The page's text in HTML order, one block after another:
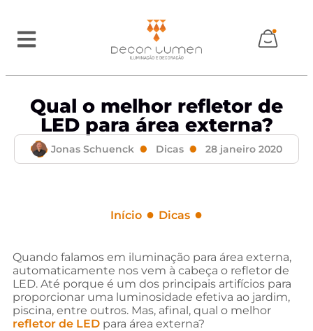
Qual o melhor refletor de
LED para área externa?
Jonas Schuenck Dicas 28 janeiro 2020
Início ● Dicas ●
Quando falamos em iluminação para área externa,
automaticamente nos vem à cabeça o refletor de
LED. Até porque é um dos principais artifícios para
proporcionar uma luminosidade efetiva ao jardim,
piscina, entre outros. Mas, afinal, qual o melhor
refletor de LED para área externa?